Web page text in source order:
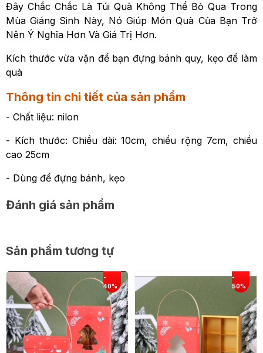
Đây Chắc Chắc Là Túi Quà Không Thể Bỏ Qua Trong
Mùa Giáng Sinh Này, Nó Giúp Món Quà Của Bạn Trở
Nên Ý Nghĩa Hơn Và Giá Trị Hơn.
Kích thước vừa vặn để bạn đựng bánh quy, kẹo để làm
quà
Thông tin chi tiết của sản phẩm
- Chất liệu: nilon
- Kích thước: Chiều dài: 10cm, chiều rộng 7cm, chiều
cao 25cm
- Dùng để đựng bánh, kẹo
Đánh giá sản phẩm
Sản phẩm tương tự